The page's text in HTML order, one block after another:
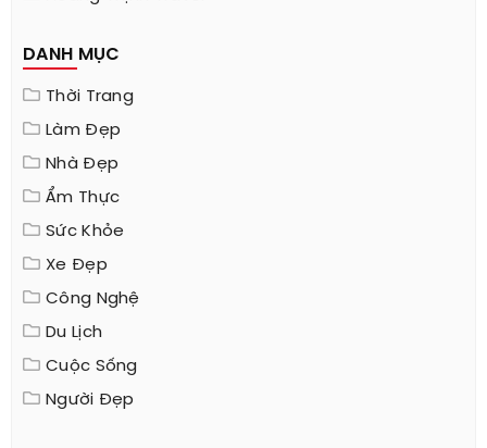
DANH MỤC
Thời Trang
Làm Đẹp
Nhà Đẹp
Ẩm Thực
Sức Khỏe
Xe Đẹp
Công Nghệ
Du Lịch
Cuộc Sống
Người Đẹp